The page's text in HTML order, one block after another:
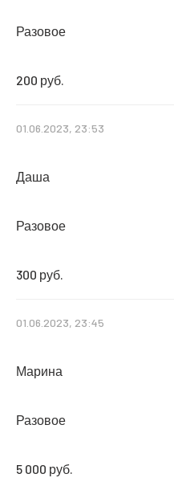
Разовое
200 руб.
01.06.2023, 23:53
Даша
Разовое
300 руб.
01.06.2023, 23:45
Марина
Разовое
5 000 руб.